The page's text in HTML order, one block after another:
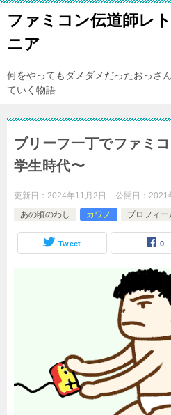
ファミコン伝道師レ
ニア
何をやってもダメダメだったおっさ
ていく物語
ブリーフ一丁でファミ
学生時代〜
更新日： 2024年11月2日 公開日： 2021
あの頃のわし
カワノ プロフィー
Tweet 0